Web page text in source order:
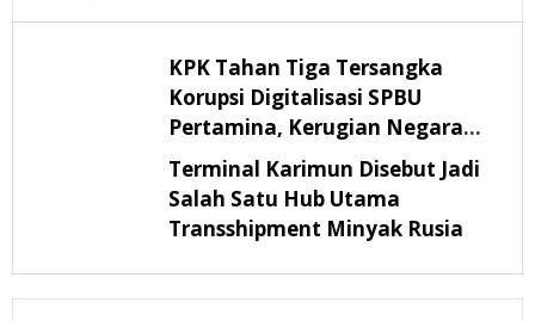
KPK Tahan Tiga Tersangka
Korupsi Digitalisasi SPBU
Pertamina, Kerugian Negara
Rp322,18 Miliar
Terminal Karimun Disebut Jadi
Salah Satu Hub Utama
Transshipment Minyak Rusia